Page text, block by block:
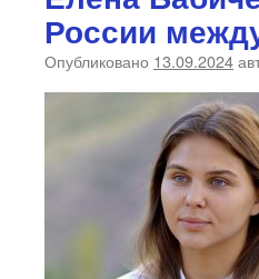
России
Опубликовано 13.09.2024